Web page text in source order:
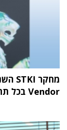
Vendor בכל תחומי שוק ה-IT